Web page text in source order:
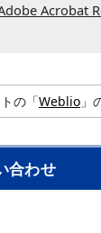
Acrobat
の「Weblio 」
合わせ